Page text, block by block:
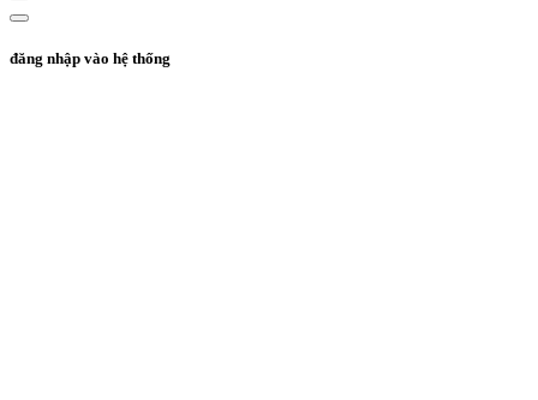
đăng nhập vào hệ thống